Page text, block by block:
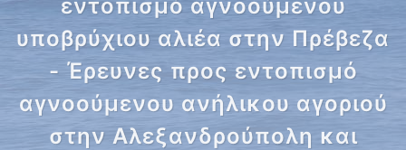
εντοπισμό αγνοούμενου
υποβρύχιου αλιέα στην Πρέβεζα
- Έρευνες προς εντοπισμό
αγνοούμενου ανήλικου αγοριού
στην Αλεξανδρούπολη και